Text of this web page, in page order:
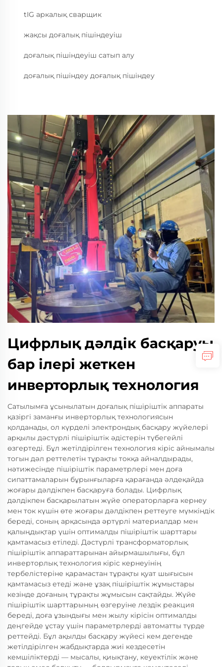
tIG аркалық сварщик
жақсы доғалық пішіндеуіш
доғалық пішіндеуіш сатып алу
доғалық пішіндеу доғалық пішіндеу
Цифрлық дәлдік басқаруы
бар ілері жеткен
инверторлық технология
Сатылымға ұсынылатын доғалық пішіріштік аппараты
қазіргі заманғы инверторлық технологиясын
қолданады, ол күрделі электрондық басқару жүйелері
арқылы дәстүрлі пішіріштік әдістерін түбегейлі
өзгертеді. Бұл жетілдірілген технология кіріс айнымалы
тогын дәл реттелетін тұрақты токқа айналдырады,
нәтижесінде пішіріштік параметрлері мен доға
сипаттамаларын бұрынғыларға қарағанда әлдеқайда
жоғары дәлдікпен басқаруға болады. Цифрлық
дәлдікпен басқарылатын жүйе операторларға кернеу
мен ток күшін өте жоғары дәлдікпен реттеуге мүмкіндік
береді, соның арқасында әртүрлі материалдар мен
қалыңдықтар үшін оптималды пішіріштік шарттары
қамтамасыз етіледі. Дәстүрлі трансформаторлық
пішіріштік аппараттарынан айырмашылығы, бұл
инверторлық технология кіріс кернеуінің
тербелістеріне қарамастан тұрақты қуат шығысын
қамтамасыз етеді және ұзақ пішіріштік жұмыстары
кезінде доғаның тұрақты жұмысын сақтайды. Жүйе
пішіріштік шарттарының өзгеруіне лездік реакция
береді, доға ұзындығы мен жылу кірісін оптималды
деңгейде ұстау үшін параметрлерді автоматты түрде
реттейді. Бұл ақылды басқару жүйесі кем дегенде
жетілдірілген жабдықтарда жиі кездесетін
кемшіліктерді — мысалы, қиықтану, кеуектілік және